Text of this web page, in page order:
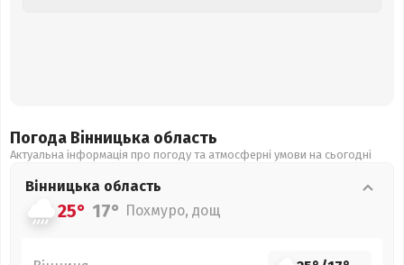
Погода Вінницька область
Актуальна інформація про погоду та атмосферні умови на сьогодні
Вінницька область
25° 17° Похмуро, дощ